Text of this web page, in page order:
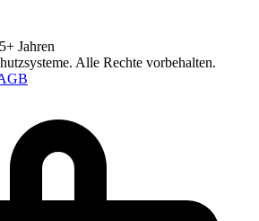
Jahren
. Alle Rechte vorbehalten.